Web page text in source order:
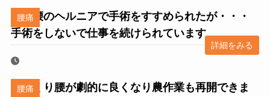
腰痛
首と腰のヘルニアで手術をすすめられたが・・・
手術をしないで仕事を続けられています
詳細をみる
腰痛
ぎっくり腰が劇的に良くなり農作業も再開できま